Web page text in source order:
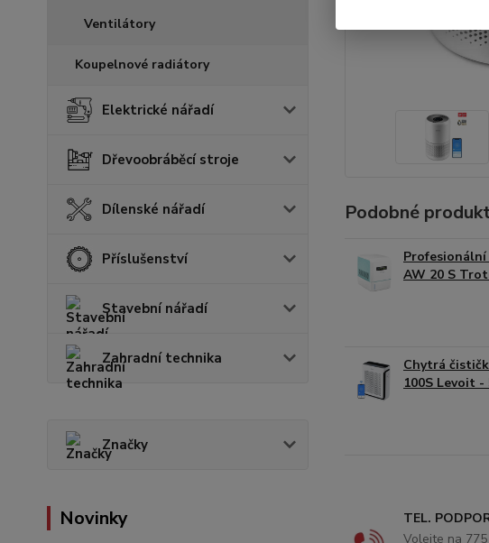
Ventilátory
Koupelnové radiátory
Elektrické nářadí
Dřevoobráběcí stroje
Dílenské nářadí
Příslušenství
Stavební nářadí
Zahradní technika
Značky
Novinky
Podobné
Profesionální
AW 20 S
Chytrá
100S Levoit -
TEL.
Volejte na